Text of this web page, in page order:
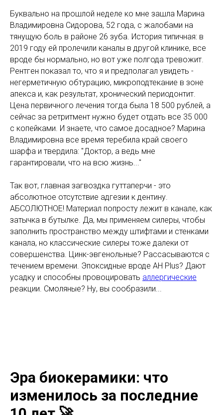
Буквально на прошлой неделе ко мне зашла Марина
Владимировна Сидорова, 52 года, с жалобами на
тянущую боль в районе 26 зуба. История типичная: в
2019 году ей пролечили каналы в другой клинике, все
вроде бы нормально, но вот уже полгода тревожит.
Рентген показал то, что я и предполагал увидеть -
негерметичную обтурацию, микроподтекание в зоне
апекса и, как результат, хронический периодонтит.
Цена первичного лечения тогда была 18 500 рублей, а
сейчас за ретритмент нужно будет отдать все 35 000
с копейками. И знаете, что самое досадное? Марина
Владимировна все время теребила край своего
шарфа и твердила: "Доктор, а ведь мне
гарантировали, что на всю жизнь..."
Так вот, главная загвоздка гуттаперчи - это
абсолютное отсутствие адгезии к дентину.
АБСОЛЮТНОЕ! Материал попросту лежит в канале, как
затычка в бутылке. Да, мы применяем силеры, чтобы
заполнить пространство между штифтами и стенками
канала, но классические силеры тоже далеки от
совершенства. Цинк-эвгенольные? Рассасываются с
течением времени. Эпоксидные вроде АН Plus? Дают
усадку и способны провоцировать аллергические
реакции. Смоляные? Ну, вы сообразили...
Эра биокерамики: что
изменилось за последние